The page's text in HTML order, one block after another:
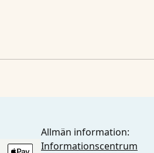
Allmän information:
Informationscentrum